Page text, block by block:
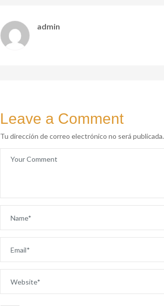
admin
Leave a Comment
Tu dirección de correo electrónico no será publicada.